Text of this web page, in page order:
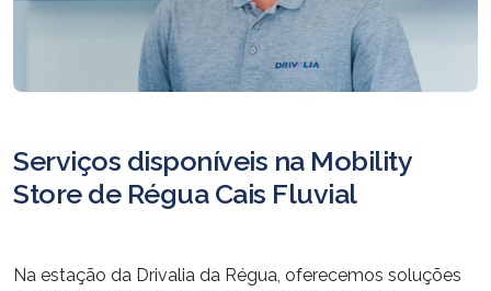
Serviços disponíveis na Mobility
Store de Régua Cais Fluvial
Na estação da Drivalia da Régua, oferecemos soluções